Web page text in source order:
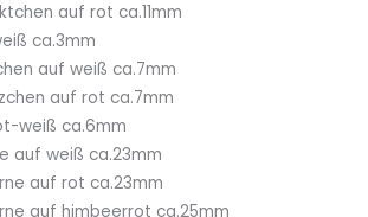
auf rot ca.11mm
ca.3mm
auf weiß ca.7mm
auf rot ca.7mm
weiß ca.6mm
auf weiß ca.23mm
auf rot ca.23mm
auf himbeerrot ca.25mm